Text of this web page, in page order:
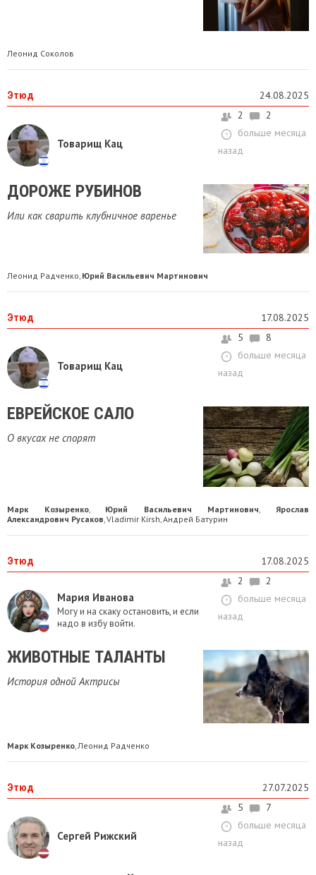
Леонид Соколов
Этюд 24.08.2025
Товарищ Кац
2
2
больше месяца
назад
ДОРОЖЕ РУБИНОВ
Или как сварить клубничное варенье
Леонид Радченко, Юрий Васильевич Мартинович
Этюд 17.08.2025
Товарищ Кац
5
8
больше месяца
назад
ЕВРЕЙСКОЕ САЛО
О вкусах не спорят
Марк Козыренко, Юрий Васильевич Мартинович
Ярослав
Александрович Русаков Vladimir Kirsh Андрей Батурин
Этюд 17.08.2025
Мария Иванова
Могу и на скаку остановить, и если
надо в избу войти.
2
2
больше месяца
назад
ЖИВОТНЫЕ ТАЛАНТЫ
История одной Актрисы
Марк Козыренко,Леонид Радченко
Этюд 27.07.2025
Сергей Рижский
5
7
больше месяца
назад